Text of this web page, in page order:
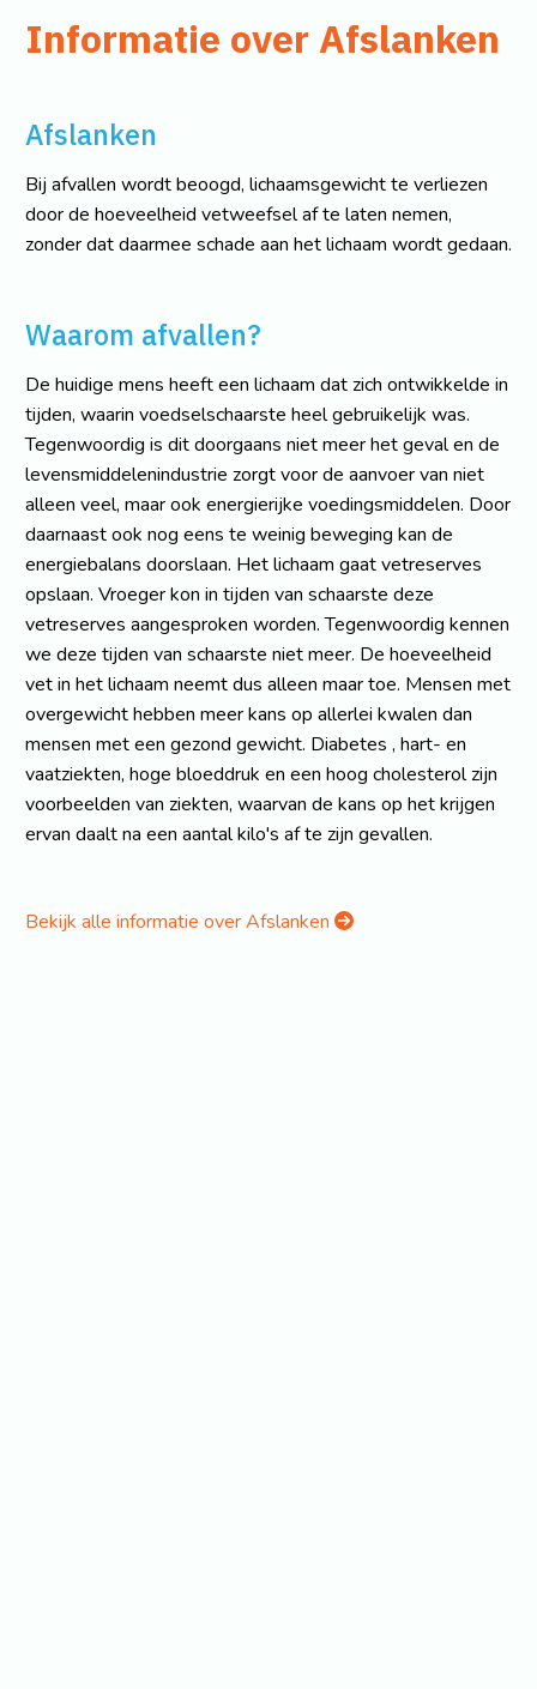
Informatie over Afslanken
Afslanken
Bij afvallen wordt beoogd, lichaamsgewicht te verliezen
door de hoeveelheid vetweefsel af te laten nemen,
zonder dat daarmee schade aan het lichaam wordt gedaan.
Waarom afvallen?
De huidige mens heeft een lichaam dat zich ontwikkelde in
tijden, waarin voedselschaarste heel gebruikelijk was.
Tegenwoordig is dit doorgaans niet meer het geval en de
levensmiddelenindustrie zorgt voor de aanvoer van niet
alleen veel, maar ook energierijke voedingsmiddelen. Door
daarnaast ook nog eens te weinig beweging kan de
energiebalans doorslaan. Het lichaam gaat vetreserves
opslaan. Vroeger kon in tijden van schaarste deze
vetreserves aangesproken worden. Tegenwoordig kennen
we deze tijden van schaarste niet meer. De hoeveelheid
vet in het lichaam neemt dus alleen maar toe. Mensen met
overgewicht hebben meer kans op allerlei kwalen dan
mensen met een gezond gewicht. Diabetes , hart- en
vaatziekten, hoge bloeddruk en een hoog cholesterol zijn
voorbeelden van ziekten, waarvan de kans op het krijgen
ervan daalt na een aantal kilo's af te zijn gevallen.
Bekijk alle informatie over Afslanken